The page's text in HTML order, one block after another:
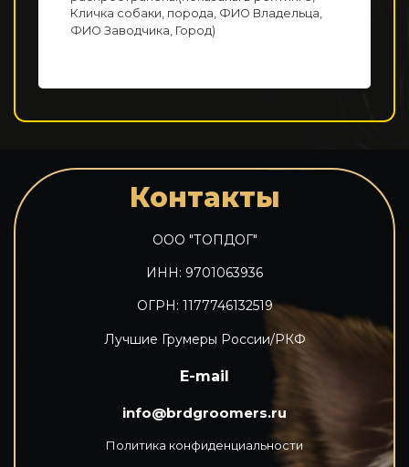
Кличка собаки, порода, ФИО Владельца,
ФИО Заводчика, Город)
Контакты
ООО "ТОПДОГ"
ИНН: 9701063936
ОГРН: 1177746132519
Лучшие Грумеры России/РКФ
E-mail
info@brdgroomers.ru
Политика конфиденциальности